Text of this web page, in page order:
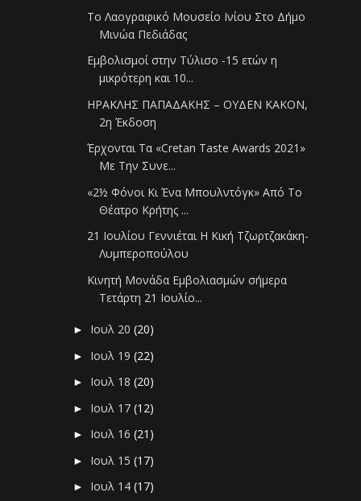
Το Λαογραφικό Μουσείο Ινίου Στο Δήμο
Μινώα Πεδιάδας
Εμβολισμοί στην Τύλισο -15 ετών η
μικρότερη και 10...
ΗΡΑΚΛΗΣ ΠΑΠΑΔΑΚΗΣ – ΟΥΔΕΝ ΚΑΚΟΝ,
2η Έκδοση
Έρχονται Τα «Cretan Taste Awards 2021»
Με Την Συνε...
«2½ Φόνοι Κι Ένα Μπουλντόγκ» Από Το
Θέατρο Κρήτης ...
21 Ιουλίου Γεννιέται Η Κική Τζωρτζακάκη-
Λυμπεροπούλου
Κινητή Μονάδα Εμβολιασμών σήμερα
Τετάρτη 21 Ιουλίο...
► Ιουλ 20(20)
► Ιουλ 19(22)
► Ιουλ 18(20)
► Ιουλ 17(12)
► Ιουλ 16(21)
► Ιουλ 15(17)
► Ιουλ 14(17)